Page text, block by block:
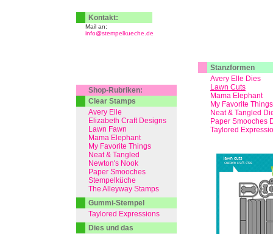
Stanzformen
Avery Elle Dies
Lawn Cuts
Mama Elephant
My Favorite Things
Neat & Tangled
Paper Smooches
Taylored
Kontakt:
Mail an:
info@stempelkueche.de
Shop-Rubriken:
Clear Stamps
Avery Elle
Elizabeth Craft Designs
Lawn Fawn
Mama Elephant
My Favorite Things
Neat & Tangled
Newton's Nook
Paper Smooches
Stempelküche
The Alleyway Stamps
Gummi-Stempel
Taylored Expressions
Dies und das